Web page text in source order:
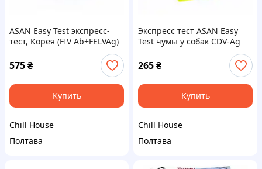
ASAN Easy Test экспресс-
тест, Корея (FIV Ab+FELVAg)
лейкоз и иммунодефицит
575₴
Купить
Chill House
Полтава
Экспресс тест ASAN Easy
Test чумы у собак СDV-Ag
265₴
Купить
Chill House
Полтава